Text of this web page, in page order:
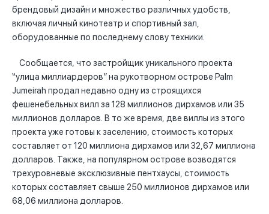
брендовый дизайн и множество различных удобств,
включая личный кинотеатр и спортивный зал,
оборудованные по последнему слову техники.
Сообщается, что застройщик уникального проекта
“улица миллиардеров” на рукотворном острове Palm
Jumeirah продал недавно одну из строящихся
фешенебельных вилл за 128 миллионов дирхамов или 35
миллионов долларов. В то же время, две виллы из этого
проекта уже готовы к заселению, стоимость которых
составляет от 120 миллиона дирхамов или 32,67 миллиона
долларов. Также, на популярном острове возводятся
трехуровневые эксклюзивные пентхаусы, стоимость
которых составляет свыше 250 миллионов дирхамов или
68,06 миллиона долларов.